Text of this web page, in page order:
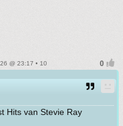
@ 23:17 • 10
Hits van Stevie Ray